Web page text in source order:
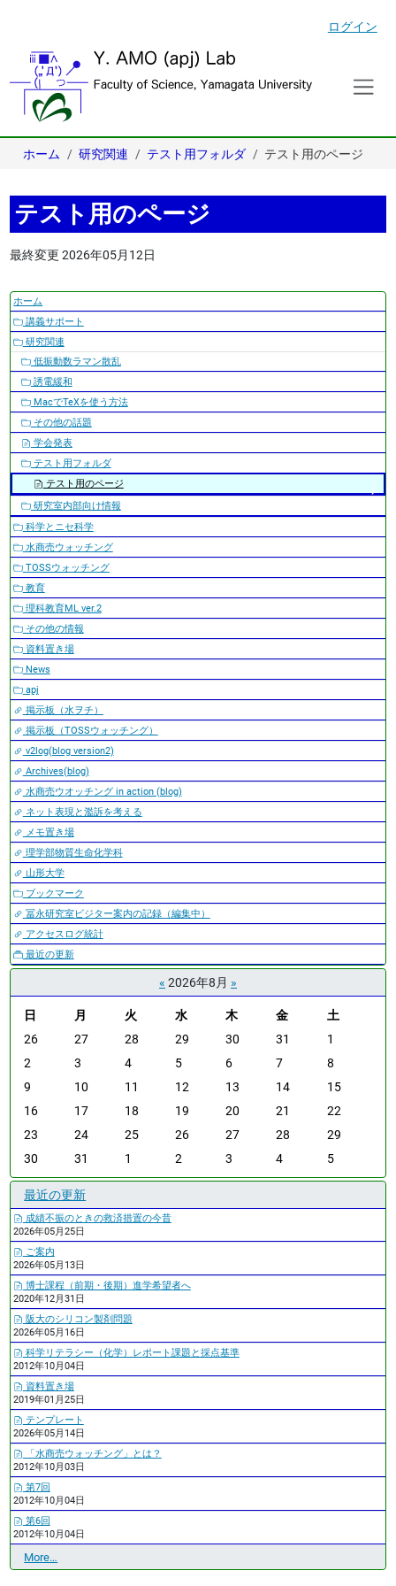
ログイン
ホーム 研究関連 テスト用フォルダ テスト用のページ
テスト用のページ
最終変更 2026年05月12日
ナ
ビ
ゲ
ー
シ
ョ
ン
ホーム
講義サポート
研究関連
低振動数ラマン散乱
誘電緩和
MacでTeXを使う方法
その他の話題
学会発表
テスト用フォルダ
テスト用のページ
研究室内部向け情報
科学とニセ科学
水商売ウォッチング
TOSSウォッチング
教育
理科教育ML ver.2
その他の情報
資料置き場
News
apj
掲示板（水ヲチ）
掲示板（TOSSウォッチング）
v2log(blog version2)
Archives(blog)
水商売ウオッチング in action (blog)
ネット表現と濫訴を考える
メモ置き場
理学部物質生命化学科
山形大学
ブックマーク
冨永研究室ビジター案内の記録（編集中）
アクセスログ統計
最近の更新
« 2026年8月 »
m
n
t
h
日 月 火 水 木 金
土
26
27 28 29 30 31
1
2
3 4 5 6 7
8
9
10 11 12 13 14
15
16
17 18 19 20 21
22
23
24 25 26 27 28
29
30
31 1 2 3 4 5
最近の更新
成績不振のときの救済措置の今昔
2026年05月25日
ご案内
2026年05月13日
博士課程（前期・後期）進学希望者へ
2020年12月31日
阪大のシリコン製剤問題
2026年05月16日
科学リテラシー（化学）レポート課題と採点基準
2012年10月04日
資料置き場
2019年01月25日
テンプレート
2026年05月14日
「水商売ウォッチング」とは？
2012年10月03日
第7回
2012年10月04日
第6回
2012年10月04日
最
近
More…